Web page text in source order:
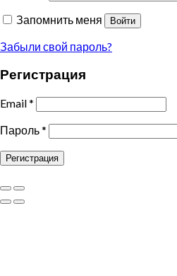
Запомнить меня Войти
Забыли свой пароль?
Регистрация
Email*
Пароль*
Регистрация